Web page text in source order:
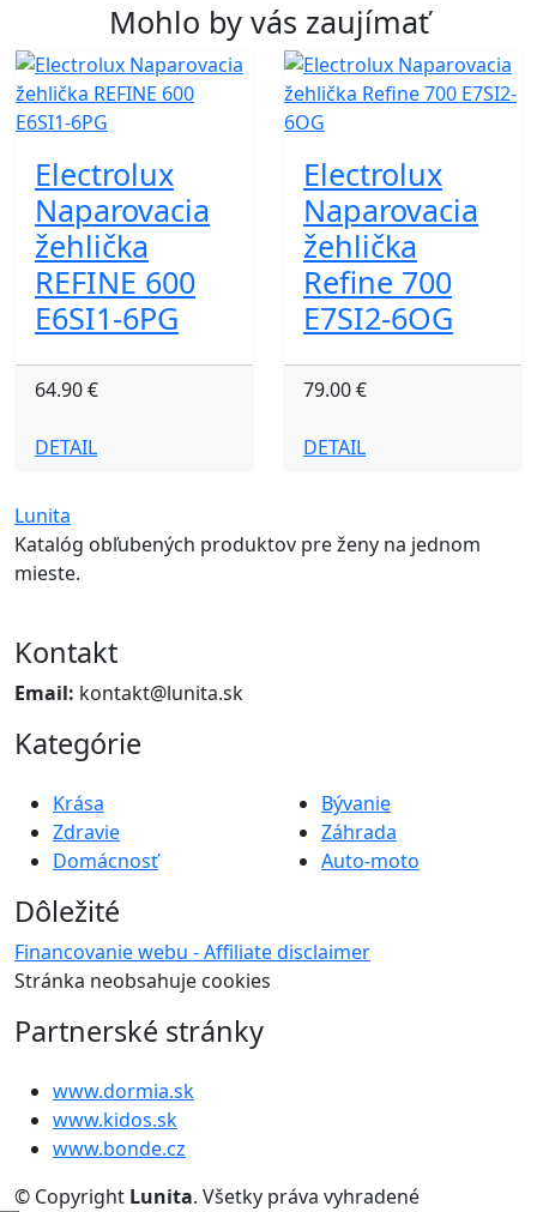
Mohlo by vás zaujímať
Electrolux
Naparovacia
žehlička
REFINE 600
E6SI1-6PG
64.90 €
DETAIL
Electrolux
Naparovacia
žehlička
Refine 700
E7SI2-6OG
79.00 €
DETAIL
Lunita
Katalóg obľubených produktov pre ženy na jednom
mieste.
Kontakt
Email: kontakt@lunita.sk
Kategórie
Krása
Zdravie
Domácnosť
Bývanie
Záhrada
Auto-moto
Dôležité
Financovanie webu - Affiliate disclaimer
Stránka neobsahuje cookies
Partnerské stránky
www.dormia.sk
www.kidos.sk
www.bonde.cz
© Copyright Lunita. Všetky práva vyhradené